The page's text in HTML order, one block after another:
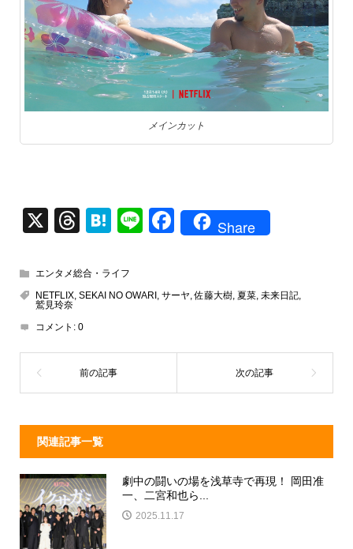
メインカット
X
T
e
a
d
s
H
e
n
Li
F
e
o
k
Share
エンタメ総合・ライフ
NETFLIX, SEKAI NO OWARI , サーヤ,佐藤大樹, 夏菜, 未来日記,
鷲見玲奈
コメント: 0
関連記事一覧
劇中の闘いの場を浅草寺で再現！ 岡田准
一、二宮和也ら...
2025.11.17